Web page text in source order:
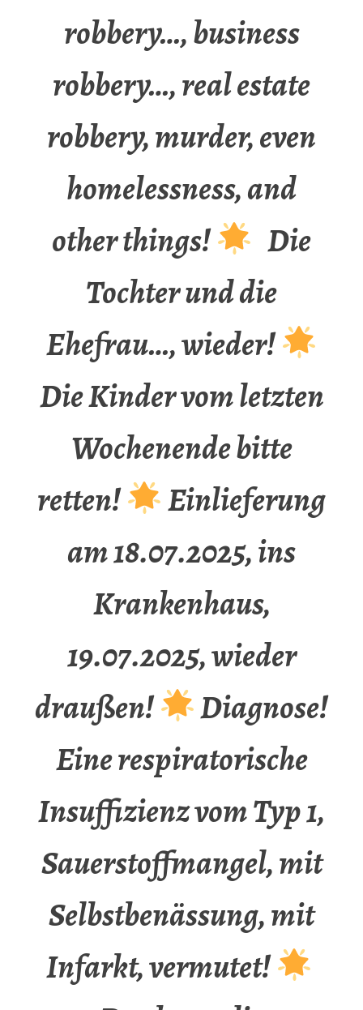
robbery…, business
robbery…, real estate
robbery, murder, even
homelessness, and
other things!
Die
Tochter und die
Ehefrau…, wieder!
Die Kinder vom letzten
Wochenende bitte
retten!
Einlieferung
am 18.07.2025, ins
Krankenhaus,
19.07.2025, wieder
draußen!
Diagnose!
Eine respiratorische
Insuffizienz vom Typ 1,
Sauerstoffmangel, mit
Selbstbenässung, mit
Infarkt, vermutet!